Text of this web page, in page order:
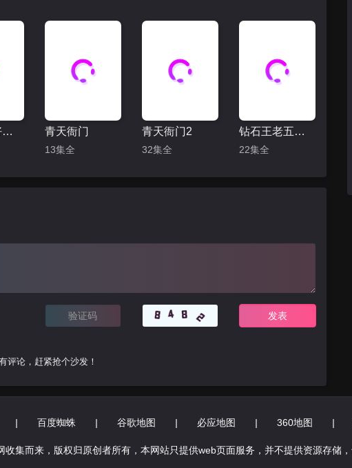
全世界最好的你 青天衙门
13集全
青天衙门2
32集全
钻石王老五的艰难爱情
22集全
评论，赶紧抢个沙发！
| 百度蜘蛛 | 谷歌地图 | 必应地图 | 360地图 |
集而来，版权归原创者所有，本网站只提供web页面服务，并不提供资源存储